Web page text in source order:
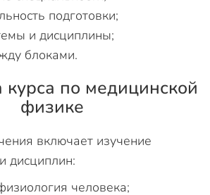
подготовки;
и дисциплины;
блоками.
по медицинской
физике
включает изучение
дисциплин:
человека;